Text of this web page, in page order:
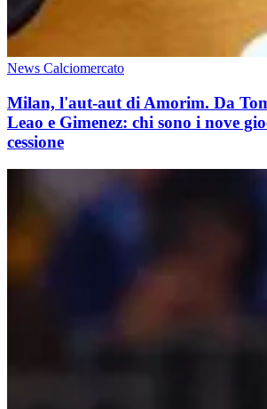
News Calciomercato
Milan, l'aut-aut di Amorim. Da
Leao e Gimenez: chi sono i nove
cessione